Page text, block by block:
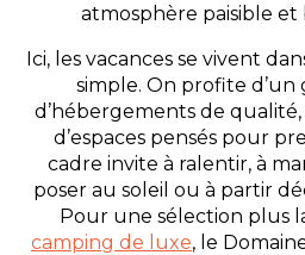
atmosphère paisible et
Ici, les vacances se vivent
simple. On profite d’un
d’hébergements de
d’espaces pensés pour
cadre invite à ralentir, à
poser au soleil ou à partir
Pour une sélection plus
camping de luxe, le